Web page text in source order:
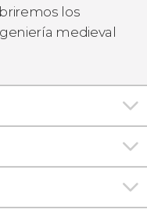
los
medieval